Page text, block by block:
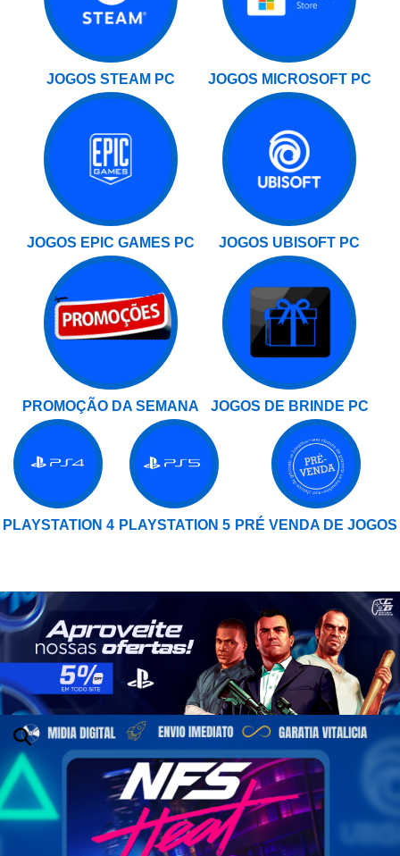
JOGOS STEAM PC JOGOS MICROSOFT PC
JOGOS EPIC GAMES PC JOGOS UBISOFT PC
PROMOÇÃO DA SEMANA JOGOS DE BRINDE PC
PLAYSTATION 4 PLAYSTATION 5 PRÉ VENDA DE JOGOS